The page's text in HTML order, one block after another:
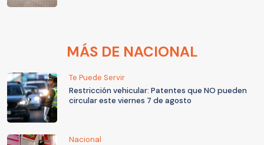
MÁS DE NACIONAL
Te Puede Servir
Restricción vehicular: Patentes que NO pueden
circular este viernes 7 de agosto
Nacional